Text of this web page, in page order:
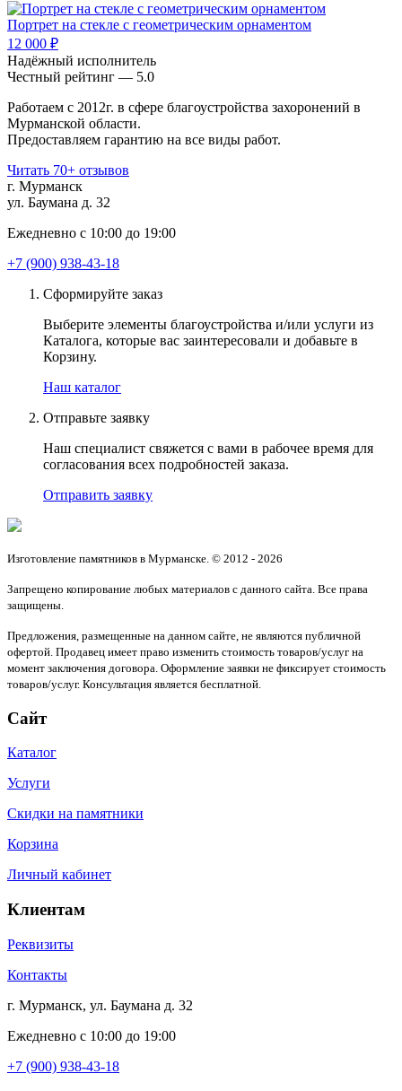
Портрет на стекле с геометрическим орнаментом
12 000 ₽
Надёжный исполнитель
Чеcтный рейтинг — 5.0
Работаем с 2012г. в сфере благоустройства захоронений в
Мурманской области.
Предоставляем гарантию на все виды работ.
Читать 70+ отзывов
г. Мурманск
ул. Баумана д. 32
Ежедневно с 10:00 до 19:00
+7 (900) 938-43-18
Сформируйте заказ
Выберите элементы благоустройства и/или услуги из
Каталога, которые вас заинтересовали и добавьте в
Корзину.
Наш каталог
Отправьте заявку
Наш специалист свяжется с вами в рабочее время для
согласования всех подробностей заказа.
Отправить заявку
Изготовление памятников в Мурманске. © 2012 - 2026
Запрещено копирование любых материалов с данного сайта. Все права
защищены.
Предложения, размещенные на данном сайте, не являются публичной
офертой. Продавец имеет право изменить стоимость товаров/услуг на
момент заключения договора. Оформление заявки не фиксирует стоимость
товаров/услуг. Консультация является бесплатной.
Сайт
Каталог
Услуги
Скидки на памятники
Корзина
Личный кабинет
Клиентам
Реквизиты
Контакты
г. Мурманск, ул. Баумана д. 32
Ежедневно с 10:00 до 19:00
+7 (900) 938-43-18